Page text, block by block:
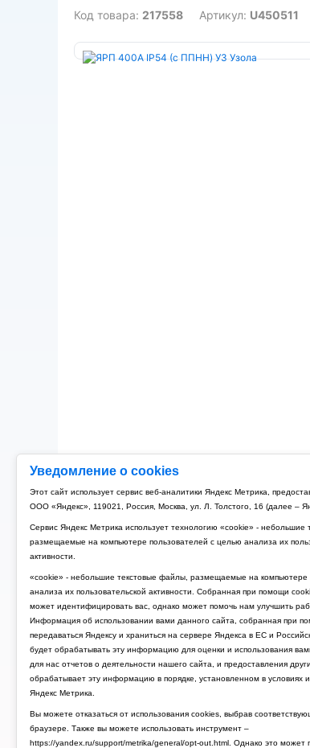
Уведомление о cookies
Этот сайт использует сервис веб-аналитики Яндекс Метрика,
ООО «Яндекс», 119021, Россия, Москва, ул. Л. Толстого, 16 (далее –
Сервис Яндекс Метрика использует технологию «cookie» - небольшие
размещаемые на компьютере пользователей с целью анализа их
активности.
«cookie» - небольшие текстовые файлы, размещаемые на компьютере
анализа их пользовательской активности. Собранная при помощи
может идентифицировать вас, однако может помочь нам улучшить
Информация об использовании вами данного сайта, собранная при
передаваться Яндексу и храниться на сервере Яндекса в ЕС и
будет обрабатывать эту информацию для оценки и использования
для нас отчетов о деятельности нашего сайта, и предоставления
обрабатывает эту информацию в порядке, установленном в условиях
Яндекс Метрика.
Вы можете отказаться от использования cookies, выбрав
браузере. Также вы можете использовать инструмент –
https://yandex.ru/support/metrika/general/opt-out.html. Однако это может
Код товара: 217558 Артикул: U450511